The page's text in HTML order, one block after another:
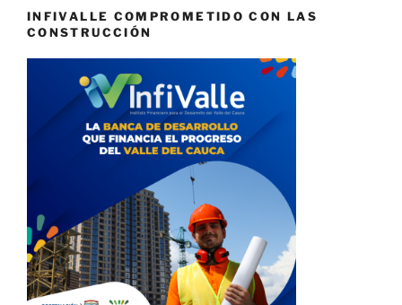
INFIVALLE COMPROMETIDO CON LAS
CONSTRUCCIÓN